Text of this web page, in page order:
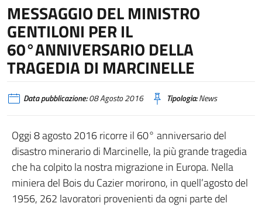
MESSAGGIO DEL MINISTRO
GENTILONI PER IL
60°ANNIVERSARIO DELLA
TRAGEDIA DI MARCINELLE
Data pubblicazione:08 Agosto 2016 Tipologia:News
Oggi 8 agosto 2016 ricorre il 60° anniversario del
disastro minerario di Marcinelle, la più grande tragedia
che ha colpito la nostra migrazione in Europa. Nella
miniera del Bois du Cazier morirono, in quell’agosto del
1956, 262 lavoratori provenienti da ogni parte del